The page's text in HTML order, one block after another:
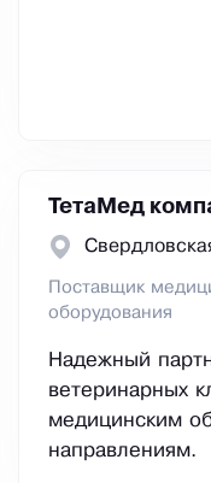
ТетаМед
Поставщик
оборудования
Надежный
ветеринарных
медицинским
направлениям.